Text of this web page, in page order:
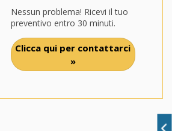
Nessun problema! Ricevi il tuo
preventivo entro 30 minuti.
Clicca qui per contattarci
»